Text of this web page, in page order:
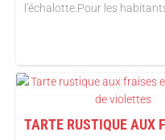
l'échalotte.Pour les habitants